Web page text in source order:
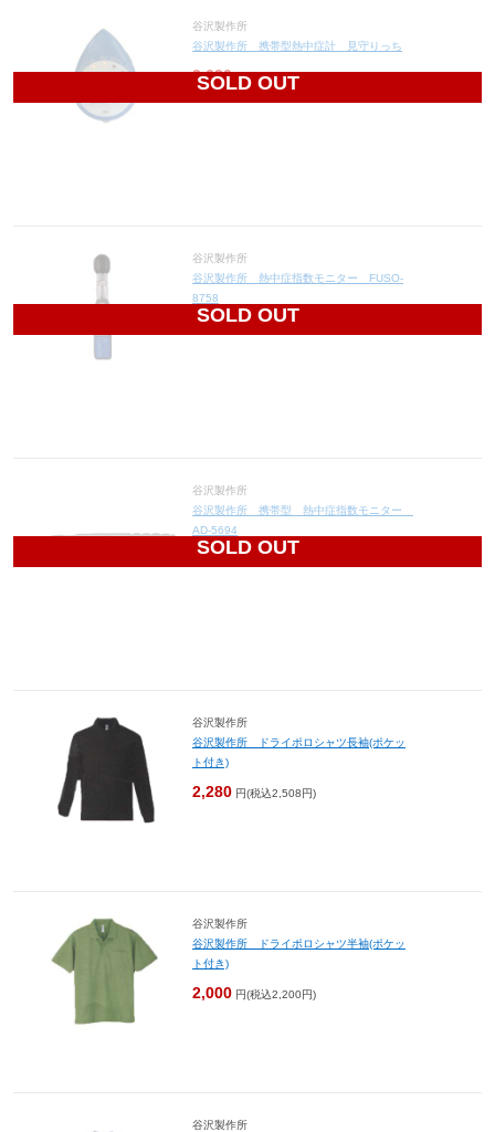
SOLD OUT
谷沢製作所
谷沢製作所 携帯型熱中症計 見守りっち
2,620 円(税込2,882円)
SOLD OUT
谷沢製作所
谷沢製作所 熱中症指数モニター FUSO-
8758
20,170
SOLD OUT
谷沢製作所
谷沢製作所 携帯型 熱中症指数モニター
AD-5694
12,390
谷沢製作所
谷沢製作所 ドライポロシャツ長袖(ポケッ
ト付き)
2,280 円(税込2,508円)
谷沢製作所
谷沢製作所 ドライポロシャツ半袖(ポケッ
ト付き)
2,000 円(税込2,200円)
谷沢製作所